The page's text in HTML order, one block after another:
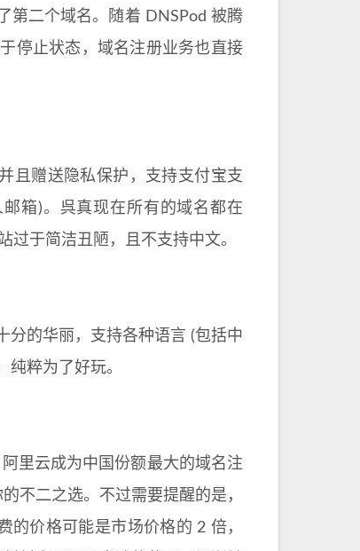
第二个域名。随着 DNSPod 被腾
停止状态，域名注册业务也直接
赠送隐私保护，支持支付宝支
箱)。呉真现在所有的域名都在
过于简洁丑陋，且不支持中文。
的华丽，支持各种语言 (包括中
纯粹为了好玩。
里云成为中国份额最大的域名注
不二之选。不过需要提醒的是，
的价格可能是市场价格的 2 倍，